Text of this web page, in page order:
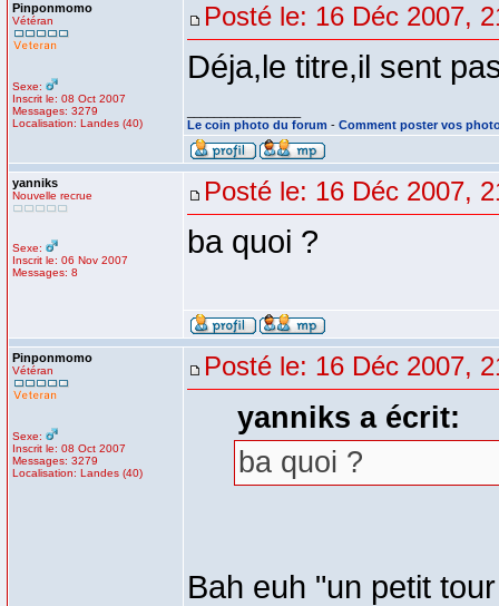
Pinponmomo
Vétéran
Sexe:
Inscrit le: 08 Oct 2007
Messages: 3279
Localisation: Landes (40)
Posté le: 16 Déc 2007,
Déja,le titre,il sent
Le coin photo du forum - Comment poster vos
yanniks
Nouvelle recrue
Sexe:
Inscrit le: 06 Nov 2007
Messages: 8
Posté le: 16 Déc 2007,
ba quoi ?
Pinponmomo
Vétéran
Sexe:
Inscrit le: 08 Oct 2007
Messages: 3279
Localisation: Landes (40)
Posté le: 16 Déc 2007,
yanniks a écrit:
ba quoi ?
Bah euh "un petit